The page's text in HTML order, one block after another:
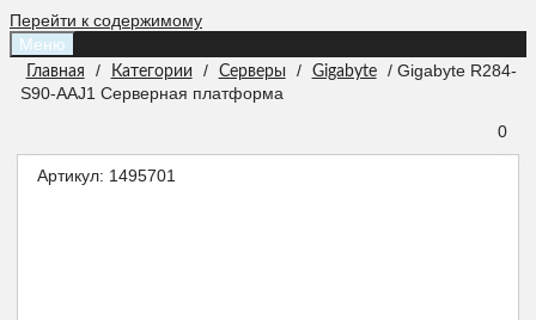
Перейти к содержимому
Меню
Главная / Категории / Серверы / Gigabyte
/ Gigabyte R284-
S90-AAJ1 Серверная платформа
0
Артикул: 1495701